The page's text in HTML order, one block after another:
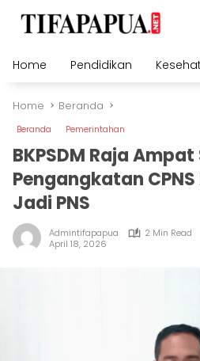
Home
Pendidikan
Home Beranda
Beranda Pemerintahan
BKPSDM Raja
Pengangkatan
Jadi PNS
Admintifapapua
2 Min Read
April 18, 2026